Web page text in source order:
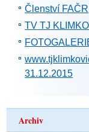
Členství FAČR
TV TJ
31.12.2015
Archiv